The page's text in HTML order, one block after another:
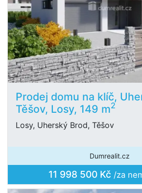
Prodej domu na klíč,
Těšov, Losy, 149 m2
Losy, Uherský Brod, Těšov
Dumrealit.cz
11 998 500 Kč /za